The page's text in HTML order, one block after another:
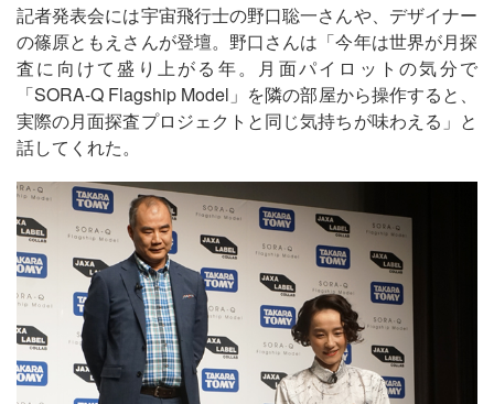
記者発表会には宇宙飛行士の野口聡一さんや、デザイナー
の篠原ともえさんが登壇。野口さんは「今年は世界が月探
査に向けて盛り上がる年。月面パイロットの気分で
「SORA-Q Flagship Model」を隣の部屋から操作すると、
実際の月面探査プロジェクトと同じ気持ちが味わえる」と
話してくれた。